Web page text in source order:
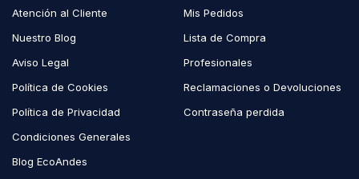
Atención al Cliente
Nuestro Blog
Aviso Legal
Política de Cookies
Política de Privacidad
Condiciones Generales
Blog EcoAndes
Mis Pedidos
Lista de Compra
Profesionales
Reclamaciones o Devoluciones
Contraseña perdida